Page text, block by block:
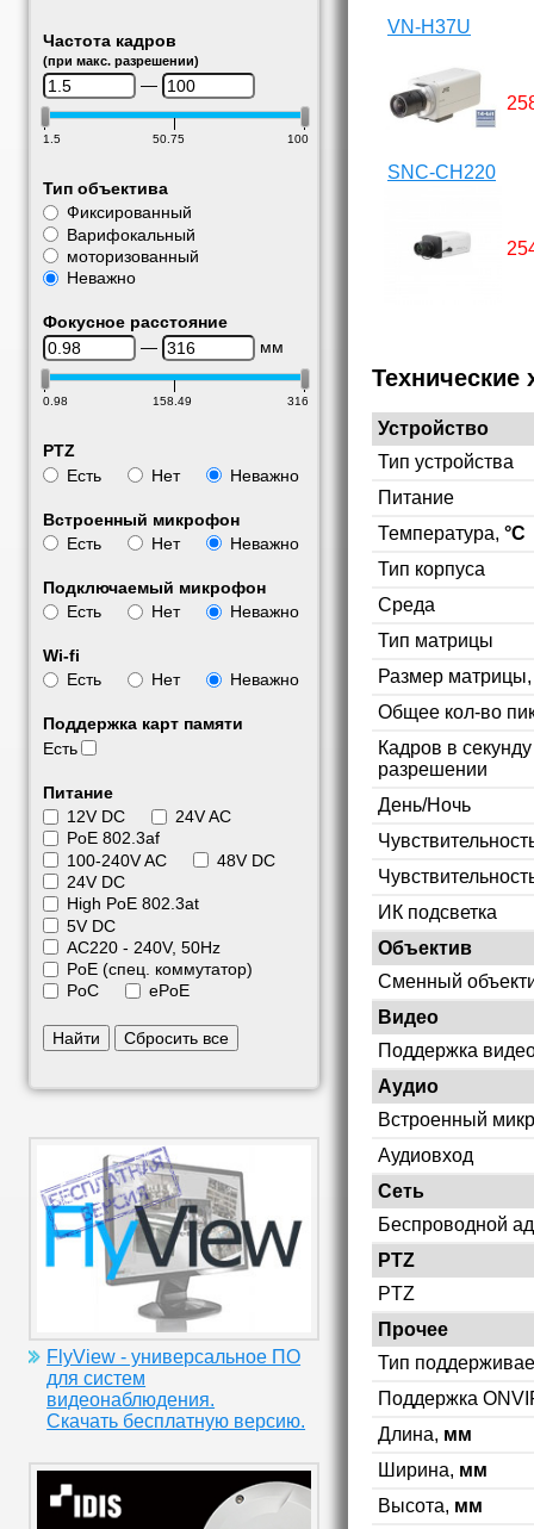
Частота кадров
(при макс. разрешении)
—
1.5 50.75 100
Тип объектива
Фиксированный
Варифокальный
моторизованный
Неважно
Фокусное расстояние
—
мм
0.98 158.49 316
PTZ
Есть
Нет Неважно
Встроенный микрофон
Есть
Нет Неважно
Подключаемый микрофон
Есть
Нет Неважно
Wi-fi
Есть
Нет Неважно
Поддержка карт памяти
Есть
Питание
12V DC
24V AC
PoE 802.3af
100-240V AC
48V DC
24V DC
High PoE 802.3at
5V DC
АС220 - 240V, 50Hz
PoE (спец. коммутатор)
PoC
ePoE
Найти Сбросить все
FlyView - универсальное ПО
для систем
видеонаблюдения.
Скачать бесплатную версию.
VN-H37U
SNC-CH220
Технические
Устройство
Тип устройства
Питание
Температура, °C
Тип корпуса
Среда
Тип матрицы
Размер
Общее кол-во
Кадров в
разрешении
День/Ночь
ИК подсветка
Объектив
Сменный
Видео
Поддержка
Аудио
Встроенный
Аудиовход
Сеть
Беспроводной
PTZ
PTZ
Прочее
Тип
Поддержка
Длина, мм
Ширина, мм
Высота, мм